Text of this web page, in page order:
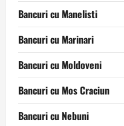
Bancuri cu Manelisti
Bancuri cu Marinari
Bancuri cu Moldoveni
Bancuri cu Mos Craciun
Bancuri cu Nebuni